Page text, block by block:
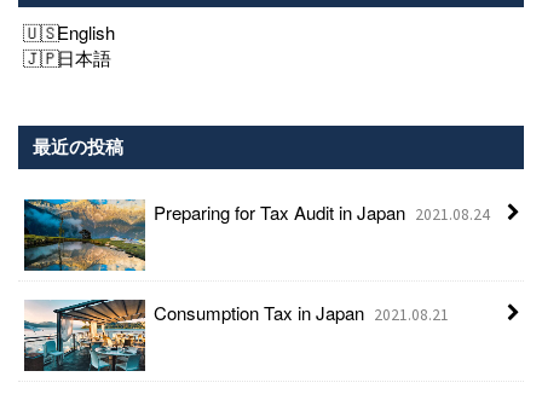
English
日本語
最近の投稿
Preparing for Tax Audit in Japan 2021.08.24
Consumption Tax in Japan 2021.08.21